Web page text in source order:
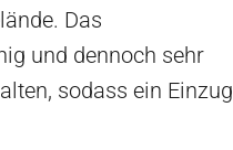
Das
und dennoch sehr
sodass ein Einzug